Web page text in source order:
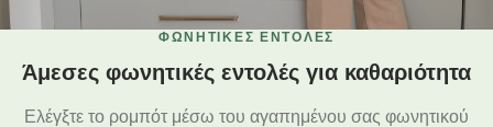
ΦΩΝΗΤΙΚΈΣ ΕΝΤΟΛΈΣ
Άμεσες φωνητικές εντολές για καθαριότητα
Ελέγξτε το ρομπότ μέσω του αγαπημένου σας φωνητικού